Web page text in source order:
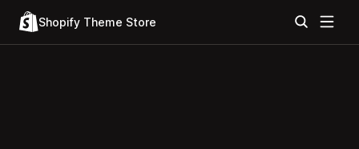
Shopify Theme Store